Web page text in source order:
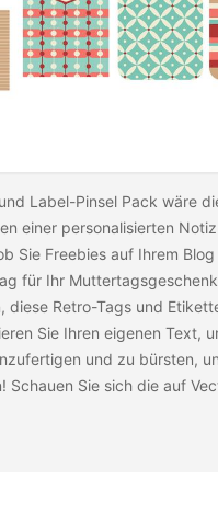
Label-Pinsel Pack wäre
einer personalisierten
Sie Freebies auf Ihrem
für Ihr
diese Retro-Tags und
Sie Ihren eigenen Text,
und zu bürsten,
Schauen Sie sich die auf